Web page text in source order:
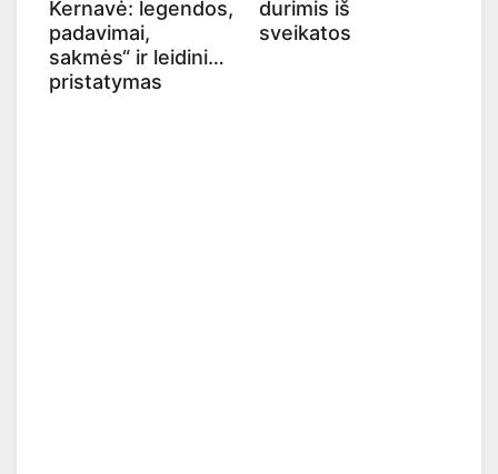
Kernavė: legendos,
padavimai,
sakmės“ ir leidinio
pristatymas
durimis iš
sveikatos